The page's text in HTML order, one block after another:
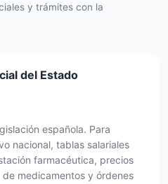
y trámites con la
del Estado
española. Para
nacional, tablas salariales
farmacéutica, precios
medicamentos y órdenes